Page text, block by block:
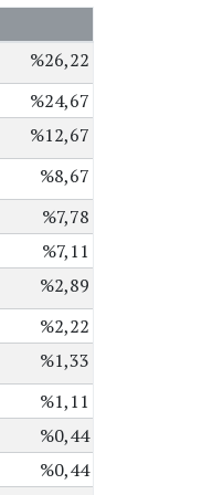
%26,22
%24,67
%12,67
%8,67
%7,78
%7,11
%2,89
%2,22
%1,33
%1,11
%0,44
%0,44